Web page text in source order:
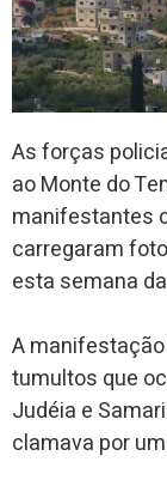
As forças
ao Monte do
manifestantes
carregaram
esta semana
A
tumultos que
Judéia e
clamava por